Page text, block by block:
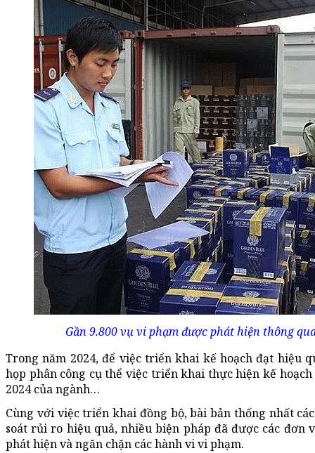
Gần 9.800 vụ vi phạm được phát hiện thông
Trong năm 2024, để việc triển khai kế hoạch đạt hiệu
họp phân công cụ thể việc triển khai thực hiện kế
2024 của ngành…
Cùng với việc triển khai đồng bộ, bài bản thống nhất
soát rủi ro hiệu quả, nhiều biện pháp đã được các
phát hiện và ngăn chặn các hành vi vi phạm.